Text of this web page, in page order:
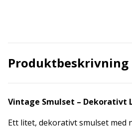
Produktbeskrivning
Vintage Smulset – Dekorativt
Ett litet, dekorativt smulset med